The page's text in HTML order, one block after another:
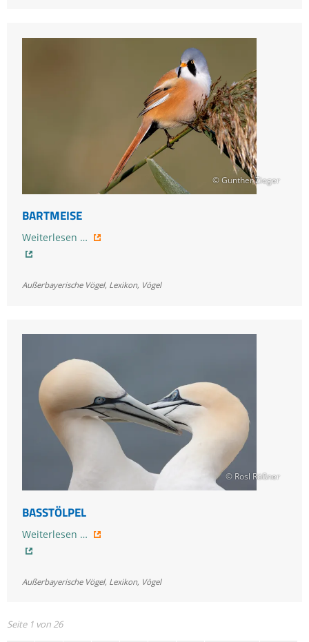
© Gunther Zieger
BARTMEISE
Weiterlesen …Bartmeise
Außerbayerische Vögel, Lexikon, Vögel
© Rosl Rößner
BASSTÖLPEL
Weiterlesen … Basstölpel
Außerbayerische Vögel, Lexikon, Vögel
Seite 1 von 26